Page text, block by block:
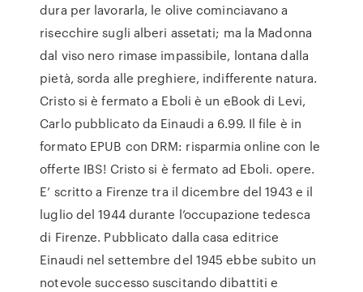
dura per lavorarla, le olive cominciavano a
risecchire sugli alberi assetati; ma la Madonna
dal viso nero rimase impassibile, lontana dalla
pietà, sorda alle preghiere, indifferente natura.
Cristo si è fermato a Eboli è un eBook di Levi,
Carlo pubblicato da Einaudi a 6.99. Il file è in
formato EPUB con DRM: risparmia online con le
offerte IBS! Cristo si è fermato ad Eboli. opere.
E’ scritto a Firenze tra il dicembre del 1943 e il
luglio del 1944 durante l’occupazione tedesca
di Firenze. Pubblicato dalla casa editrice
Einaudi nel settembre del 1945 ebbe subito un
notevole successo suscitando dibattiti e